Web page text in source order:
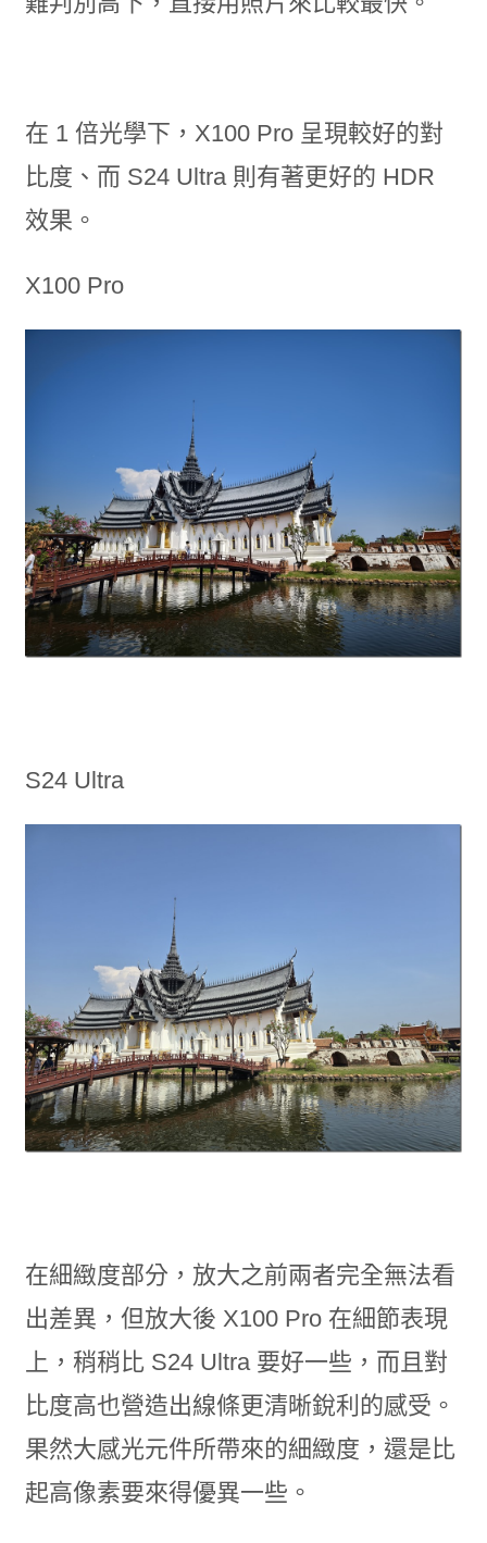
在 1 倍光學下，X100 Pro 呈現較好的對
比度、而 S24 Ultra 則有著更好的 HDR
效果。
X100 Pro
S24 Ultra
在細緻度部分，放大之前兩者完全無法看
出差異，但放大後 X100 Pro 在細節表現
上，稍稍比 S24 Ultra 要好一些，而且對
比度高也營造出線條更清晰銳利的感受。
果然大感光元件所帶來的細緻度，還是比
起高像素要來得優異一些。